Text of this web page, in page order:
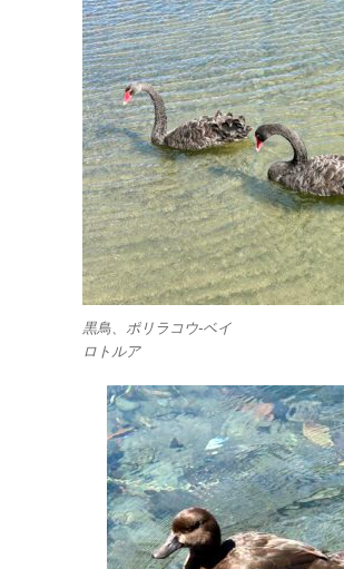
黒鳥、ポリラコウ-ベイ
ロトルア